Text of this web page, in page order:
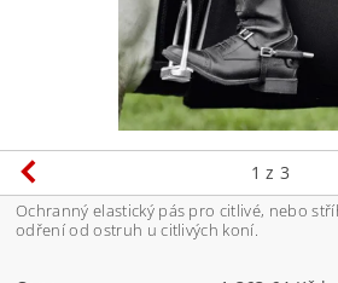
1 z 3
Ochranný elastický pás pro citlivé, nebo
odření od ostruh u citlivých koní.